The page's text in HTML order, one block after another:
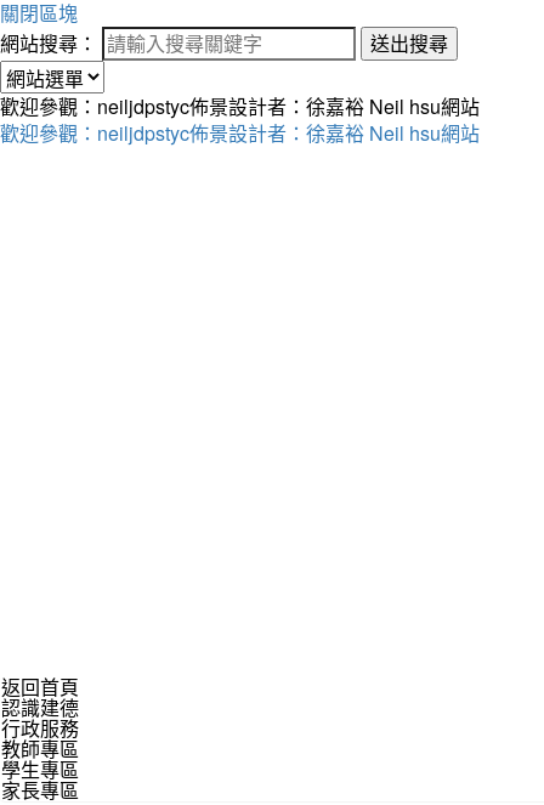
關閉區塊
網站搜尋：
送出搜尋
歡迎參觀：neiljdpstyc佈景設計者：徐嘉裕 Neil hsu網站
歡迎參觀：neiljdpstyc佈景設計者：徐嘉裕 Neil hsu網站
返回首頁
認識建德
行政服務
教師專區
學生專區
家長專區